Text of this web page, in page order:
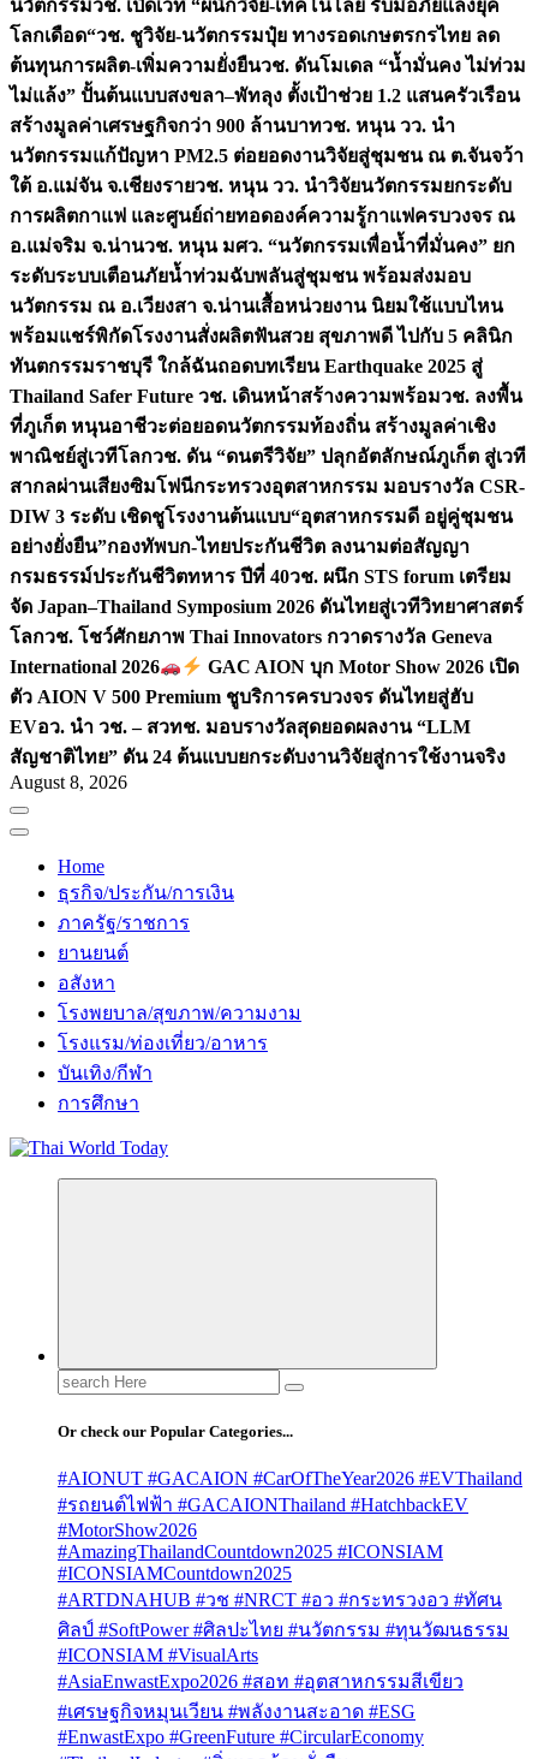
นวัตกรรมวช. เปิดเวที “ผนึกวิจัย-เทคโนโลยี รับมือภัยแล้งยุค
โลกเดือด“วช. ชูวิจัย-นวัตกรรมปุ๋ย ทางรอดเกษตรกรไทย ลด
ต้นทุนการผลิต-เพิ่มความยั่งยืนวช. ดันโมเดล “น้ำมั่นคง ไม่ท่วม
ไม่แล้ง” ปั้นต้นแบบสงขลา–พัทลุง ตั้งเป้าช่วย 1.2 แสนครัวเรือน
สร้างมูลค่าเศรษฐกิจกว่า 900 ล้านบาทวช. หนุน วว. นำ
นวัตกรรมแก้ปัญหา PM2.5 ต่อยอดงานวิจัยสู่ชุมชน ณ ต.จันจว้า
ใต้ อ.แม่จัน จ.เชียงรายวช. หนุน วว. นำวิจัยนวัตกรรมยกระดับ
การผลิตกาแฟ และศูนย์ถ่ายทอดองค์ความรู้กาแฟครบวงจร ณ
อ.แม่จริม จ.น่านวช. หนุน มศว. “นวัตกรรมเพื่อน้ำที่มั่นคง” ยก
ระดับระบบเตือนภัยน้ำท่วมฉับพลันสู่ชุมชน พร้อมส่งมอบ
นวัตกรรม ณ อ.เวียงสา จ.น่านเสื้อหน่วยงาน นิยมใช้แบบไหน
พร้อมแชร์พิกัดโรงงานสั่งผลิตฟันสวย สุขภาพดี ไปกับ 5 คลินิก
ทันตกรรมราชบุรี ใกล้ฉันถอดบทเรียน Earthquake 2025 สู่
Thailand Safer Future วช. เดินหน้าสร้างความพร้อมวช. ลงพื้น
ที่ภูเก็ต หนุนอาชีวะต่อยอดนวัตกรรมท้องถิ่น สร้างมูลค่าเชิง
พาณิชย์สู่เวทีโลกวช. ดัน “ดนตรีวิจัย” ปลุกอัตลักษณ์ภูเก็ต สู่เวที
สากลผ่านเสียงซิมโฟนีกระทรวงอุตสาหกรรม มอบรางวัล CSR-
DIW 3 ระดับ เชิดชูโรงงานต้นแบบ“อุตสาหกรรมดี อยู่คู่ชุมชน
อย่างยั่งยืน”กองทัพบก-ไทยประกันชีวิต ลงนามต่อสัญญา
กรมธรรม์ประกันชีวิตทหาร ปีที่ 40วช. ผนึก STS forum เตรียม
จัด Japan–Thailand Symposium 2026 ดันไทยสู่เวทีวิทยาศาสตร์
โลกวช. โชว์ศักยภาพ Thai Innovators กวาดรางวัล Geneva
International 2026
GAC AION บุก Motor Show 2026 เปิด
ตัว AION V 500 Premium ชูบริการครบวงจร ดันไทยสู่ฮับ
EVอว. นำ วช. – สวทช. มอบรางวัลสุดยอดผลงาน “LLM
สัญชาติไทย” ดัน 24 ต้นแบบยกระดับงานวิจัยสู่การใช้งานจริง
August 8, 2026
Home
ธุรกิจ/ประกัน/การเงิน
ภาครัฐ/ราชการ
ยานยนต์
อสังหา
โรงพยบาล/สุขภาพ/ความงาม
โรงแรม/ท่องเที่ยว/อาหาร
บันเทิง/กีฬา
การศึกษา
Search
for:
Or check our Popular Categories...
#AIONUT #GACAION #CarOfTheYear2026 #EVThailand
#รถยนต์ไฟฟ้า #GACAIONThailand #HatchbackEV
#MotorShow2026
#AmazingThailandCountdown2025 #ICONSIAM
#ICONSIAMCountdown2025
#ARTDNAHUB #วช #NRCT #อว #กระทรวงอว #ทัศน
ศิลป์ #SoftPower #ศิลปะไทย #นวัตกรรม #ทุนวัฒนธรรม
#ICONSIAM #VisualArts
#AsiaEnwastExpo2026 #สอท #อุตสาหกรรมสีเขียว
#เศรษฐกิจหมุนเวียน #พลังงานสะอาด #ESG
#EnwastExpo #GreenFuture #CircularEconomy